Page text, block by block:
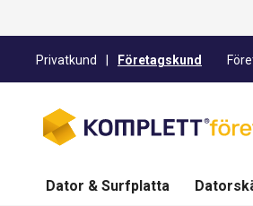
Privatkund Företagskund
Dator & Surfplatta